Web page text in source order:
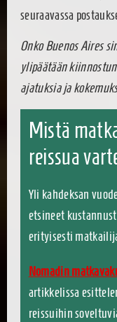
seuraavassa
Onko Buenos Aires
ylipäätään
ajatuksia ja
Mistä
reissua
Yli kahdeksan
etsineet
erityisesti
Nomadin
artikkelissa
reissuihin